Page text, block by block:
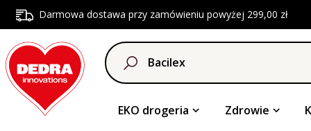
Darmowa dostawa przy zamówieniu powyżej 299,00 zł
EKO drogeria Zdrowie